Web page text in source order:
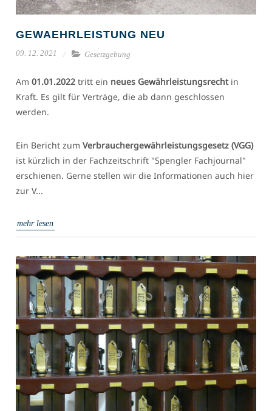
GEWAEHRLEISTUNG NEU
09. 12. 2021 Gesetzgebung
Am01.01.2022 tritt ein neues Gewährleistungsrechtin
Kraft. Es gilt für Verträge, die ab dann geschlossen
werden.
Ein Bericht zumVerbrauchergewährleistungsgesetz (VGG)
ist kürzlich in der Fachzeitschrift "Spengler Fachjournal"
erschienen. Gerne stellen wir die Informationen auch hier
zur V...
mehr lesen